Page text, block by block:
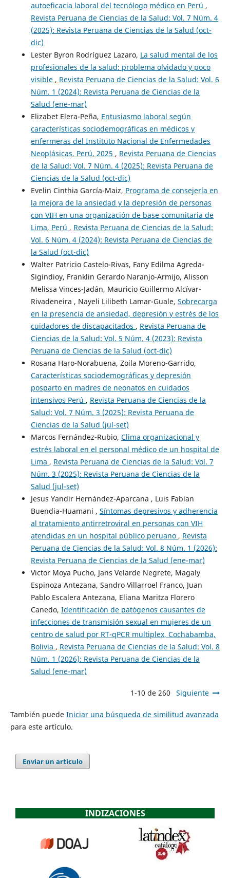
autoeficacia laboral del tecnólogo médico en Perú ,
Revista Peruana de Ciencias de la Salud: Vol. 7 Núm. 4
(2025): Revista Peruana de Ciencias de la Salud (oct-
dic)
Lester Byron Rodríguez Lazaro, La salud mental de los
profesionales de la salud: problema olvidado y poco
visible , Revista Peruana de Ciencias de la Salud: Vol. 6
Núm. 1 (2024): Revista Peruana de Ciencias de la
Salud (ene-mar)
Elizabet Elera-Peña, Entusiasmo laboral según
características sociodemográficas en médicos y
enfermeras del Instituto Nacional de Enfermedades
Neoplásicas, Perú, 2025 , Revista Peruana de Ciencias
de la Salud: Vol. 7 Núm. 4 (2025): Revista Peruana de
Ciencias de la Salud (oct-dic)
Evelin Cinthia García-Maiz, Programa de consejería en
la mejora de la ansiedad y la depresión de personas
con VIH en una organización de base comunitaria de
Lima, Perú , Revista Peruana de Ciencias de la Salud:
Vol. 6 Núm. 4 (2024): Revista Peruana de Ciencias de
la Salud (oct-dic)
Walter Patricio Castelo-Rivas, Fany Edilma Agreda-
Sigindioy, Franklin Gerardo Naranjo-Armijo, Alisson
Melissa Vinces-Jadán, Mauricio Guillermo Alcívar-
Rivadeneira , Nayeli Lilibeth Lamar-Guale, Sobrecarga
en la presencia de ansiedad, depresión y estrés de los
cuidadores de discapacitados , Revista Peruana de
Ciencias de la Salud: Vol. 5 Núm. 4 (2023): Revista
Peruana de Ciencias de la Salud (oct-dic)
Rosana Haro-Norabuena, Zoila Moreno-Garrido,
Características sociodemográficas y depresión
posparto en madres de neonatos en cuidados
intensivos Perú , Revista Peruana de Ciencias de la
Salud: Vol. 7 Núm. 3 (2025): Revista Peruana de
Ciencias de la Salud (jul-set)
Marcos Fernández-Rubio, Clima organizacional y
estrés laboral en el personal médico de un hospital de
Lima , Revista Peruana de Ciencias de la Salud: Vol. 7
Núm. 3 (2025): Revista Peruana de Ciencias de la
Salud (jul-set)
Jesus Yandir Hernández-Aparcana , Luis Fabian
Buendia-Huamani , Síntomas depresivos y adherencia
al tratamiento antirretroviral en personas con VIH
atendidas en un hospital público peruano , Revista
Peruana de Ciencias de la Salud: Vol. 8 Núm. 1 (2026):
Revista Peruana de Ciencias de la Salud (ene-mar)
Victor Moya Pucho, Jans Velarde Negrete, Magaly
Espinoza Antezana, Sandro Villarroel Franco, Juan
Pablo Escalera Antezana, Eliana Maritza Florero
Canedo, Identificación de patógenos causantes de
infecciones de transmisión sexual en mujeres de un
centro de salud por RT-qPCR multiplex, Cochabamba,
Bolivia , Revista Peruana de Ciencias de la Salud: Vol. 8
Núm. 1 (2026): Revista Peruana de Ciencias de la
Salud (ene-mar)
1-10 de 260 Siguiente
También puede Iniciar una búsqueda de similitud avanzada
para este artículo.
Enviar un artículo
INDIZACIONES